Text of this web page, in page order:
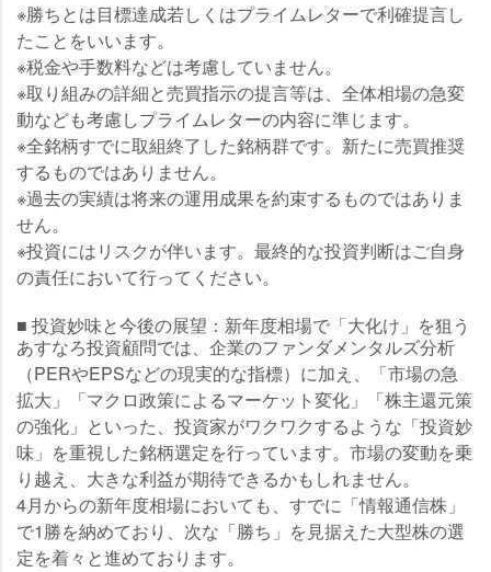
※勝ちとは目標達成若しくはプライムレターで利確提言し
たことをいいます。
※税金や手数料などは考慮していません。
※取り組みの詳細と売買指示の提言等は、全体相場の急変
動なども考慮しプライムレターの内容に準じます。
※全銘柄すでに取組終了した銘柄群です。新たに売買推奨
するものではありません。
※過去の実績は将来の運用成果を約束するものではありま
せん。
※投資にはリスクが伴います。最終的な投資判断はご自身
の責任において行ってください。
■ 投資妙味と今後の展望：新年度相場で「大化け」を狙う
あすなろ投資顧問では、企業のファンダメンタルズ分析
（PERやEPSなどの現実的な指標）に加え、「市場の急
拡大」「マクロ政策によるマーケット変化」「株主還元策
の強化」といった、投資家がワクワクするような「投資妙
味」を重視した銘柄選定を行っています。市場の変動を乗
り越え、大きな利益が期待できるかもしれません。
4月からの新年度相場においても、すでに「情報通信株」
で1勝を納めており、次な「勝ち」を見据えた大型株の選
定を着々と進めております。